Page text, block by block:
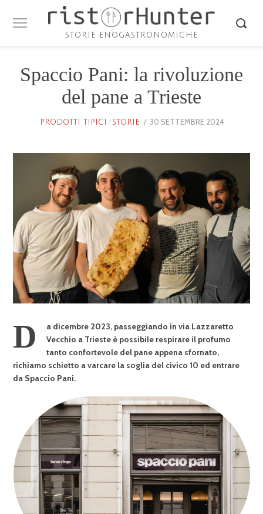
STORIE ENOGASTRONOMICHE
Spaccio Pani: la rivoluzione
del pane a Trieste
PRODOTTI TIPICI / STORIE
POSTED
30 SETTEMBRE 2024
D
a dicembre 2023, passeggiando in via Lazzaretto
Vecchio a Trieste è possibile respirare il profumo
tanto confortevole del pane appena sfornato,
richiamo schietto a varcare la soglia del civico 10 ed entrare
da Spaccio Pani.